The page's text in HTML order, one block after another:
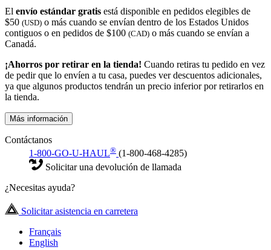
El envío estándar gratis está disponible en pedidos elegibles de
$50 (USD) o más cuando se envían dentro de los Estados Unidos
contiguos o en pedidos de $100 (CAD) o más cuando se envían a
Canadá.
¡Ahorros por retirar en la tienda! Cuando retiras tu pedido en vez
de pedir que lo envíen a tu casa, puedes ver descuentos adicionales,
ya que algunos productos tendrán un precio inferior por retirarlos en
la tienda.
Más información
Contáctanos
1-800-GO-U-HAUL® (1-800-468-4285)
Solicitar una devolución de llamada
¿Necesitas ayuda?
Solicitar asistencia en carretera
Français
English